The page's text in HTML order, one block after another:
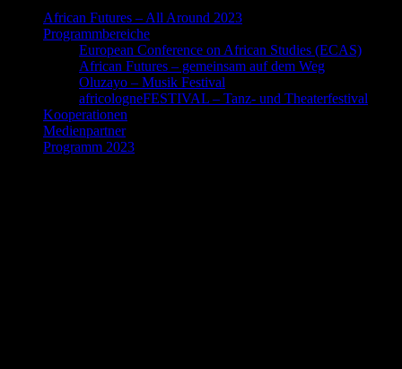
African Futures – All Around 2023
Programmbereiche
European Conference on African Studies (ECAS)
African Futures – gemeinsam auf dem Weg
Oluzayo – Musik Festival
africologneFESTIVAL – Tanz- und Theaterfestival
Kooperationen
Medienpartner
Programm 2023